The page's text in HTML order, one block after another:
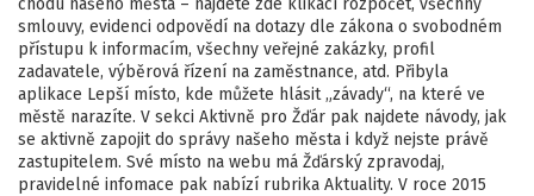
chodu našeho města – najdete zde klikací rozpočet, všechny
smlouvy, evidenci odpovědí na dotazy dle zákona o svobodném
přístupu k informacím, všechny veřejné zakázky, profil
zadavatele, výběrová řízení na zaměstnance, atd. Přibyla
aplikace Lepší místo, kde můžete hlásit „závady“, na které ve
městě narazíte. V sekci Aktivně pro Žďár pak najdete návody, jak
se aktivně zapojit do správy našeho města i když nejste právě
zastupitelem. Své místo na webu má Žďárský zpravodaj,
pravidelné infomace pak nabízí rubrika Aktuality. V roce 2015